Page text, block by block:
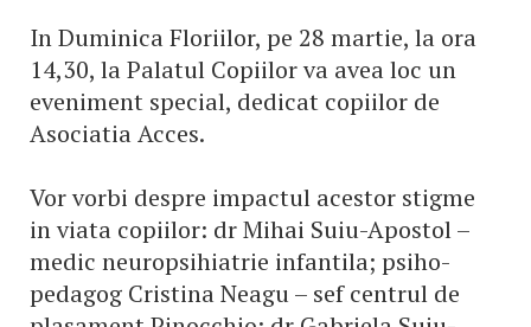
In Duminica Floriilor, pe 28 martie, la ora
14,30, la Palatul Copiilor va avea loc un
eveniment special, dedicat copiilor de
Asociatia Acces.
Vor vorbi despre impactul acestor stigme
in viata copiilor: dr Mihai Suiu-Apostol –
medic neuropsihiatrie infantila; psiho-
pedagog Cristina Neagu – sef centrul de